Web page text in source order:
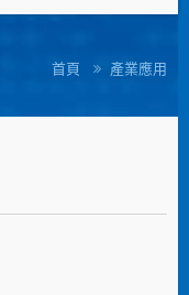
首頁 產業應用